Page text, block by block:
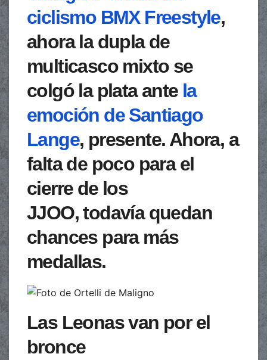
ciclismo BMX Freestyle,
ahora la dupla de
multicasco mixto se
colgó la plata ante la
emoción de Santiago
Lange, presente. Ahora, a
falta de poco para el
cierre de los
JJOO,todavía quedan
chances para más
medallas.
Las Leonas van por el
bronce